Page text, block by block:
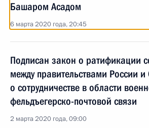
Башаром Асадом
6 марта 2020 года, 20:45
Подписан закон о ратификации
между правительствами России
о сотрудничестве в области
фельдъегерско-почтовой связи
2 марта 2020 года, 09:00